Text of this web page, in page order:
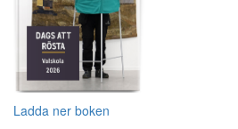
Ladda ner boken